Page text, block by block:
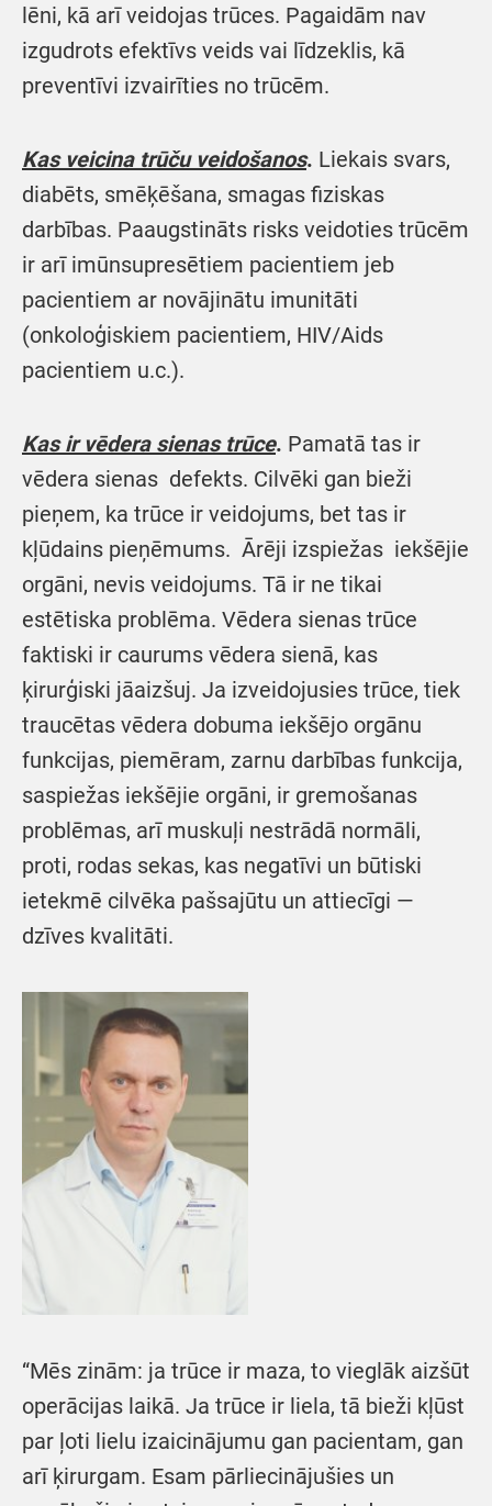
lēni, kā arī veidojas trūces. Pagaidām nav
izgudrots efektīvs veids vai līdzeklis, kā
preventīvi izvairīties no trūcēm.
Kas veicina trūču veidošanos. Liekais svars,
diabēts, smēķēšana, smagas fiziskas
darbības. Paaugstināts risks veidoties trūcēm
ir arī imūnsupresētiem pacientiem jeb
pacientiem ar novājinātu imunitāti
(onkoloģiskiem pacientiem, HIV/Aids
pacientiem u.c.).
Kas ir vēdera sienas trūce. Pamatā tas ir
vēdera sienas defekts. Cilvēki gan bieži
pieņem, ka trūce ir veidojums, bet tas ir
kļūdains pieņēmums. Ārēji izspiežas iekšējie
orgāni, nevis veidojums. Tā ir ne tikai
estētiska problēma. Vēdera sienas trūce
faktiski ir caurums vēdera sienā, kas
ķirurģiski jāaizšuj. Ja izveidojusies trūce, tiek
traucētas vēdera dobuma iekšējo orgānu
funkcijas, piemēram, zarnu darbības funkcija,
saspiežas iekšējie orgāni, ir gremošanas
problēmas, arī muskuļi nestrādā normāli,
proti, rodas sekas, kas negatīvi un būtiski
ietekmē cilvēka pašsajūtu un attiecīgi —
dzīves kvalitāti.
“Mēs zinām: ja trūce ir maza, to vieglāk aizšūt
operācijas laikā. Ja trūce ir liela, tā bieži kļūst
par ļoti lielu izaicinājumu gan pacientam, gan
arī ķirurgam. Esam pārliecinājušies un